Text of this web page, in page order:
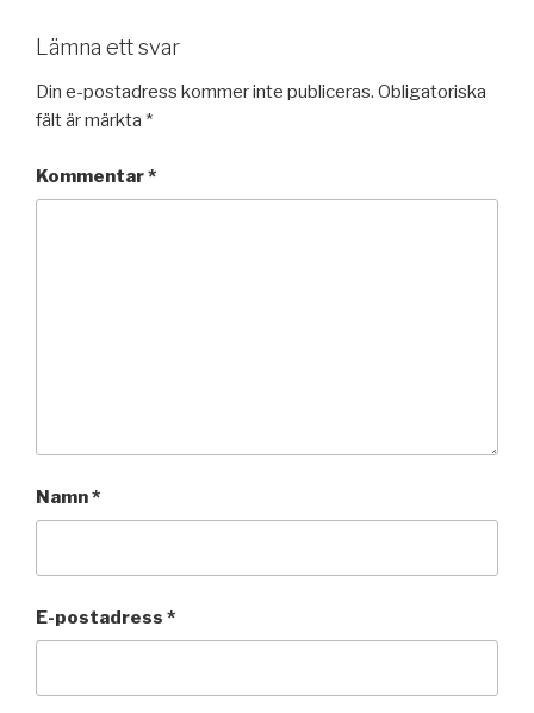
Lämna ett svar
Din e-postadress kommer inte publiceras. Obligatoriska
fält är märkta *
Kommentar*
Namn*
E-postadress *